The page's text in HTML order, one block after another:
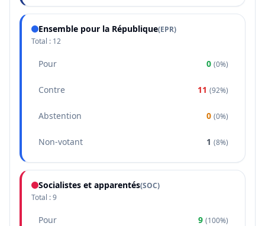
Ensemble pour la République(EPR)
Total : 12
Pour 0 (0%)
Contre 11 (92%)
Abstention 0 (0%)
Non-votant 1 (8%)
Socialistes et apparentés(SOC)
Total :9
Pour 9 (100%)